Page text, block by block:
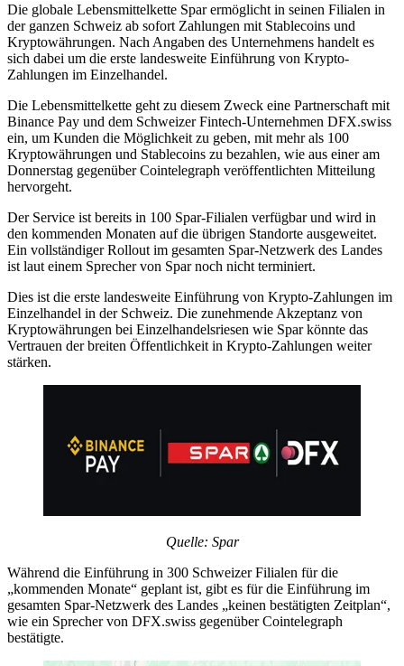
Die globale Lebensmittelkette Spar ermöglicht in seinen Filialen in
der ganzen Schweiz ab sofort Zahlungen mit Stablecoins und
Kryptowährungen. Nach Angaben des Unternehmens handelt es
sich dabei um die erste landesweite Einführung von Krypto-
Zahlungen im Einzelhandel.
Die Lebensmittelkette geht zu diesem Zweck eine Partnerschaft mit
Binance Pay und dem Schweizer Fintech-Unternehmen DFX.swiss
ein, um Kunden die Möglichkeit zu geben, mit mehr als 100
Kryptowährungen und Stablecoins zu bezahlen, wie aus einer am
Donnerstag gegenüber Cointelegraph veröffentlichten Mitteilung
hervorgeht.
Der Service ist bereits in 100 Spar-Filialen verfügbar und wird in
den kommenden Monaten auf die übrigen Standorte ausgeweitet.
Ein vollständiger Rollout im gesamten Spar-Netzwerk des Landes
ist laut einem Sprecher von Spar noch nicht terminiert.
Dies ist die erste landesweite Einführung von Krypto-Zahlungen im
Einzelhandel in der Schweiz. Die zunehmende Akzeptanz von
Kryptowährungen bei Einzelhandelsriesen wie Spar könnte das
Vertrauen der breiten Öffentlichkeit in Krypto-Zahlungen weiter
stärken.
Quelle: Spar
Während die Einführung in 300 Schweizer Filialen für die
„kommenden Monate“ geplant ist, gibt es für die Einführung im
gesamten Spar-Netzwerk des Landes „keinen bestätigten Zeitplan“,
wie ein Sprecher von DFX.swiss gegenüber Cointelegraph
bestätigte.